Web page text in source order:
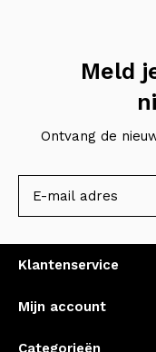
Meld
Ontvang de
Klantenservice
Mijn account
Categorieën